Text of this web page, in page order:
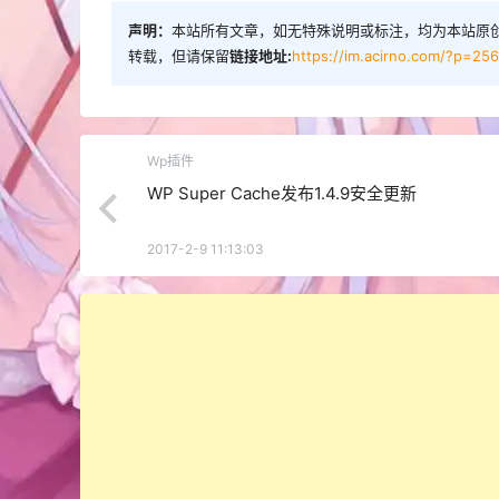
声明： 本站所有文章，如无特殊说明或标注，均为本站
转载，但请保留链接地址:https://im.acirno.com/
Wp插件
WP Super Cache发布1.4.9安全更新
2017-2-9 11:13:03